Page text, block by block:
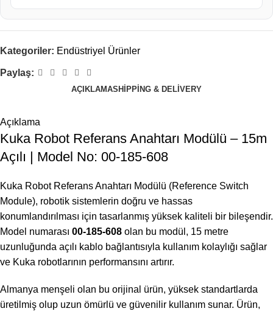
Kategoriler: Endüstriyel Ürünler
Paylaş:
AÇIKLAMASHIPPING & DELIVERY
Açıklama
Kuka Robot Referans Anahtarı Modülü – 15m
Açılı | Model No: 00-185-608
Kuka Robot Referans Anahtarı Modülü (Reference Switch
Module), robotik sistemlerin doğru ve hassas
konumlandırılması için tasarlanmış yüksek kaliteli bir bileşendir.
Model numarası 00-185-608 olan bu modül, 15 metre
uzunluğunda açılı kablo bağlantısıyla kullanım kolaylığı sağlar
ve Kuka robotlarının performansını artırır.
Almanya menşeli olan bu orijinal ürün, yüksek standartlarda
üretilmiş olup uzun ömürlü ve güvenilir kullanım sunar. Ürün,